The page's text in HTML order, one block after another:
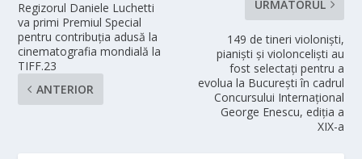
Regizorul Daniele Luchetti
va primi Premiul Special
pentru contribuția adusă la
cinematografia mondială la
TIFF.23
ANTERIOR
URMĂTORUL
149 de tineri violoniști,
pianiști și violonceliști au
fost selectați pentru a
evolua la București în cadrul
Concursului Internațional
George Enescu, ediția a
XIX-a